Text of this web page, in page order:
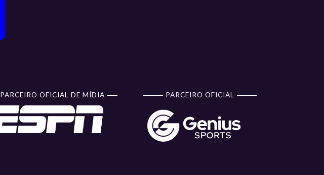
PARCEIRO OFICIAL DE MÍDIA PARCEIRO OFICIAL